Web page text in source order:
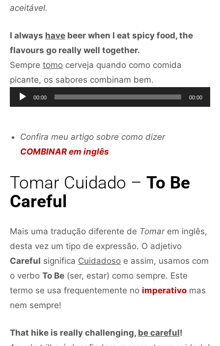
aceitável.
I always have beer when I eat spicy food, the
flavours go really well together.
Sempre tomo cerveja quando como comida
picante, os sabores combinam bem.
de
áudio
00:00 00:00
Confira meu artigo sobre como dizer
COMBINAR em inglês
Tomar Cuidado – To Be
Careful
Mais uma tradução diferente de Tomarem inglês,
desta vez um tipo de expressão. O adjetivo
Careful significa Cuidadoso e assim, usamos com
o verbo To Be (ser, estar) como sempre. Este
termo se usa frequentemente no imperativo mas
nem sempre!
That hike is really challenging, be careful!